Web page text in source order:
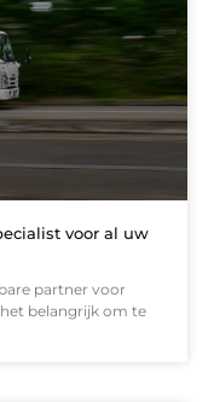
voor al uw
partner voor
belangrijk om te